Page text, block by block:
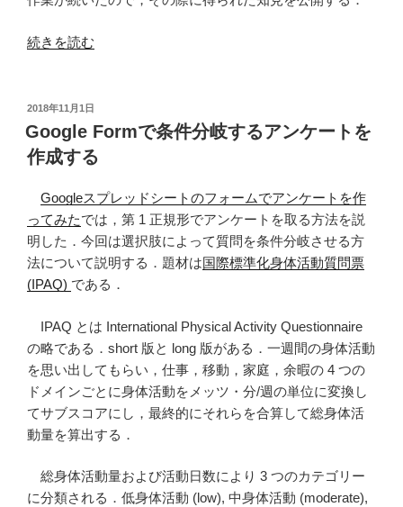
Server
“Google
ら
SQL
Server
へ
タ
を
移
る
に
は”
の
続きを読む
投
稿
日:
2018年11月1日
Google Formで条件分岐するアンケートを
作成する
Googleスプレッドシートのフォームでアンケートを作
ってみたでは，第 1 正規形でアンケートを取る方法を説
明した．今回は選択肢によって質問を条件分岐させる方
法について説明する．題材は国際標準化身体活動質問票
(IPAQ) である．
IPAQ とは International Physical Activity Questionnaire
の略である．short 版と long 版がある．一週間の身体活動
を思い出してもらい，仕事，移動，家庭，余暇の 4 つの
ドメインごとに身体活動をメッツ・分/週の単位に変換し
てサブスコアにし，最終的にそれらを合算して総身体活
動量を算出する．
総身体活動量および活動日数により 3 つのカテゴリー
に分類される．低身体活動 (low), 中身体活動 (moderate),